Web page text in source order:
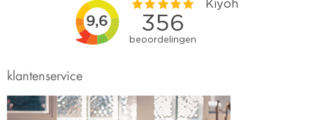
klantenservice